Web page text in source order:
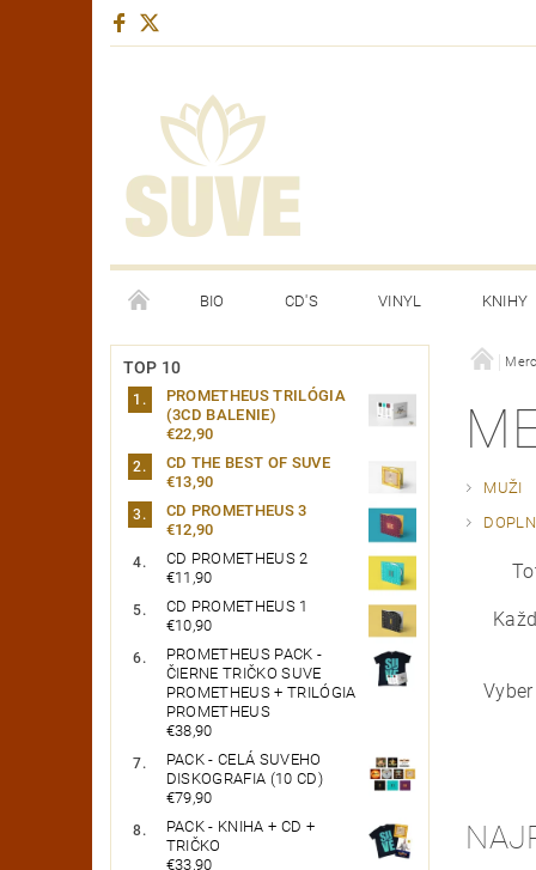
BIO CD'S VINYL KNIHY
YOUTUBE CHANNEL
TOP 10
PROMETHEUS TRILÓGIA
(3CD BALENIE)
€22,90
CD THE BEST OF SUVE
€13,90
CD PROMETHEUS 3
€12,90
CD PROMETHEUS 2
€11,90
CD PROMETHEUS 1
€10,90
PROMETHEUS PACK -
ČIERNE TRIČKO SUVE
PROMETHEUS + TRILÓGIA
PROMETHEUS
€38,90
PACK - CELÁ SUVEHO
DISKOGRAFIA (10 CD)
€79,90
PACK - KNIHA + CD +
TRIČKO
€33,90
MUŽI